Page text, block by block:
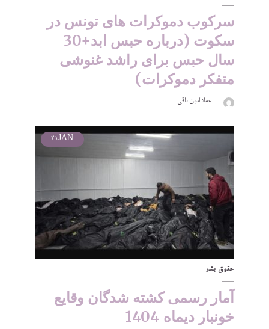
سرکوب دموکرات های تونس در
سکوت (درباره حبس ابد+30
سال حبس برای راشد غنوشی
متفکر دموکرات)
عمادالدین باقی
JAN
21
حقوق بشر
آمار رسمی کشته شدگان وقایع
خونبار دیماه 1404